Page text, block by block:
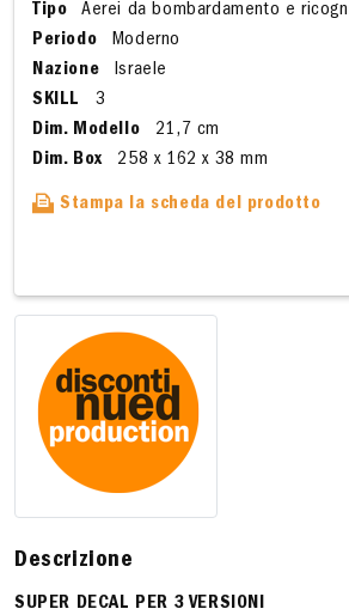
Tipo
Aerei da bombardamento e
Periodo
Moderno
Nazione
Israele
SKILL
3
Dim. Modello
21,7 cm
Dim. Box
258 x 162 x 38 mm
Stampa la scheda del prodotto
Descrizione
SUPER DECAL PER 3 VERSIONI